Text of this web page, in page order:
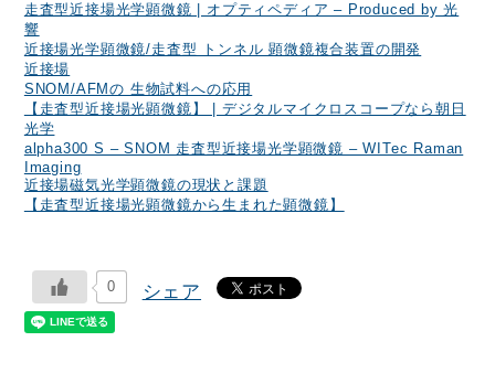
走査型近接場光学顕微鏡 | オプティペディア – Produced by 光
響
近接場光学顕微鏡/走査型 トンネル 顕微鏡複合装置の開発
近接場
SNOM/AFMの 生物試料への応用
【走査型近接場光顕微鏡】 | デジタルマイクロスコープなら朝日
光学
alpha300 S – SNOM 走査型近接場光学顕微鏡 – WITec Raman
Imaging
近接場磁気光学顕微鏡の現状と課題
【走査型近接場光顕微鏡から生まれた顕微鏡】
0 シェア